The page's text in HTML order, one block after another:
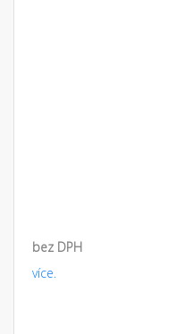
bez DPH
více.